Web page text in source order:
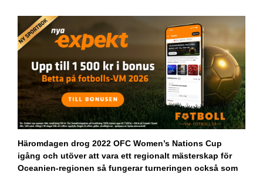
Häromdagen drog 2022 OFC Women’s Nations Cup
igång och utöver att vara ett regionalt mästerskap för
Oceanien-regionen så fungerar turneringen också som